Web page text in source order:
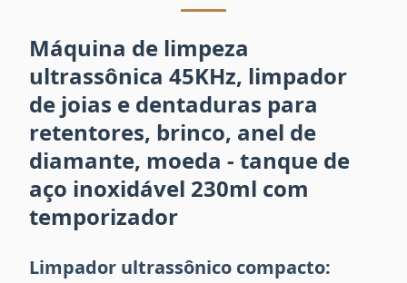
Máquina de limpeza
ultrassônica 45KHz, limpador
de joias e dentaduras para
retentores, brinco, anel de
diamante, moeda - tanque de
aço inoxidável 230ml com
temporizador
Limpador ultrassônico compacto: